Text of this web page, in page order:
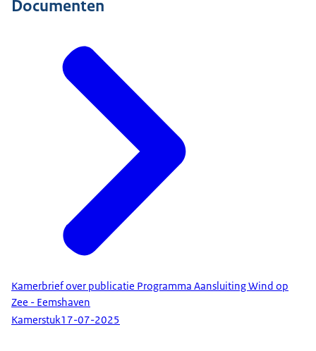
Documenten
Kamerbrief over publicatie Programma Aansluiting Wind op
Zee - Eemshaven
Kamerstuk17-07-2025